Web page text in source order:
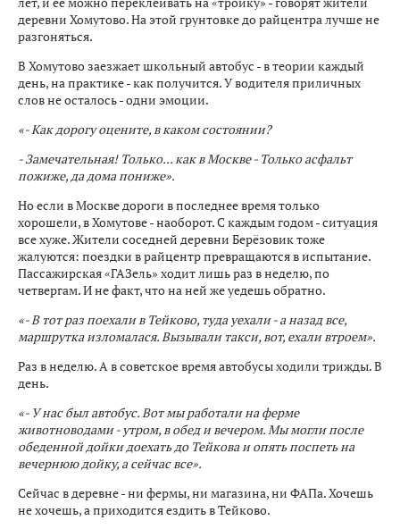
деревни Хомутово. На этой грунтовке до райцентра лучше не
разгоняться.
В Хомутово заезжает школьный автобус - в теории каждый
день, на практике - как получится. У водителя приличных
слов не осталось - одни эмоции.
«- Как дорогу оцените, в каком состоянии?
- Замечательная! Только... как в Москве - Только асфальт
пожиже, да дома пониже».
Но если в Москве дороги в последнее время только
хорошели, в Хомутове - наоборот. С каждым годом - ситуация
все хуже. Жители соседней деревни Берёзовик тоже
жалуются: поездки в райцентр превращаются в испытание.
Пассажирская «ГАЗель» ходит лишь раз в неделю, по
четвергам. И не факт, что на ней же уедешь обратно.
«- В тот раз поехали в Тейково, туда уехали - а назад все,
маршрутка изломалася. Вызывали такси, вот, ехали втроем».
Раз в неделю. А в советское время автобусы ходили трижды. В
день.
«- У нас был автобус. Вот мы работали на ферме
животноводами - утром, в обед и вечером. Мы могли после
обеденной дойки доехать до Тейкова и опять поспеть на
вечернюю дойку, а сейчас все».
Сейчас в деревне - ни фермы, ни магазина, ни ФАПа. Хочешь
не хочешь, а приходится ездить в Тейково.